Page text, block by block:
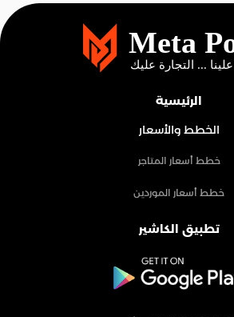
الرئيسية
الخطط والأسعار
خطط أسعار المتاجر
خطط أسعار الموردين
تطبيق الكاشير